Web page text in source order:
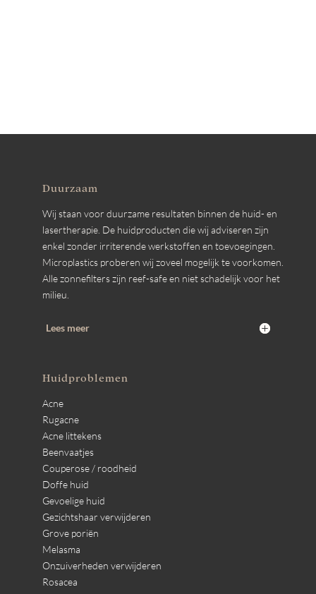
Duurzaam
Wij staan voor duurzame resultaten binnen de huid- en
lasertherapie. De huidproducten die wij adviseren zijn
enkel zonder irriterende werkstoffen en toevoegingen.
Microplastics proberen wij zoveel mogelijk te voorkomen.
Alle zonnefilters zijn reef-safe en niet schadelijk voor het
milieu.
Lees meer
Huidproblemen
Acne
Rugacne
Acne littekens
Beenvaatjes
Couperose / roodheid
Doffe huid
Gevoelige huid
Gezichtshaar verwijderen
Grove poriën
Melasma
Onzuiverheden verwijderen
Rosacea